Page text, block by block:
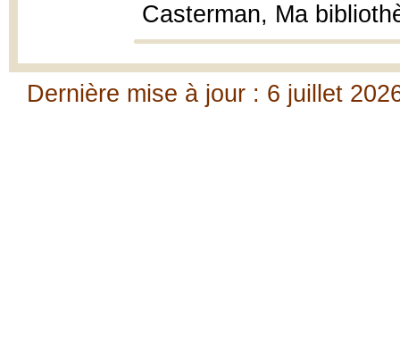
Casterman, Ma
Dernière mise à jour : 6 juillet